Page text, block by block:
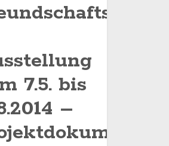
7.5. bis
–